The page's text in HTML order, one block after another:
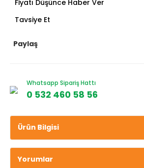
Fiyatı Düşünce Haber Ver
Tavsiye Et
Paylaş
Whatsapp Sipariş Hattı
0 532 460 58 56
Ürün Bilgisi
Yorumlar